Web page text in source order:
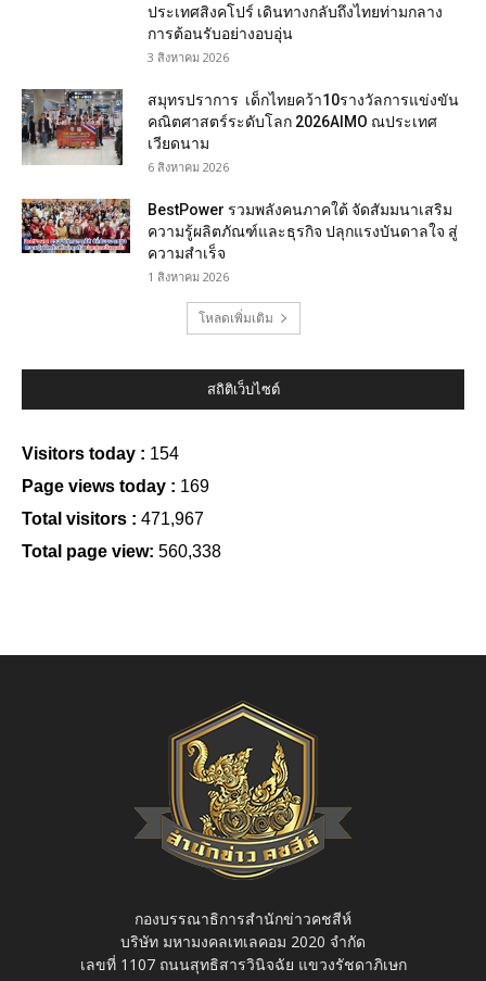
ประเทศสิงคโปร์ เดินทางกลับถึงไทยท่ามกลาง
การต้อนรับอย่างอบอุ่น
3 สิงหาคม 2026
สมุทรปราการ เด็กไทยคว้า10รางวัลการแข่งขัน
คณิตศาสตร์ระดับโลก 2026AIMO ณประเทศ
เวียดนาม
6 สิงหาคม 2026
BestPower รวมพลังคนภาคใต้ จัดสัมมนาเสริม
ความรู้ผลิตภัณฑ์และธุรกิจ ปลุกแรงบันดาลใจ สู่
ความสำเร็จ
1 สิงหาคม 2026
โหลดเพิ่มเติม
สถิติเว็บไซต์
Visitors today : 154
Page views today : 169
Total visitors : 471,967
Total page view: 560,338
กองบรรณาธิการสำนักข่าวคชสีห์
บริษัท มหามงคลเทเลคอม 2020 จำกัด
เลขที่ 1107 ถนนสุทธิสารวินิจฉัย แขวงรัชดาภิเษก